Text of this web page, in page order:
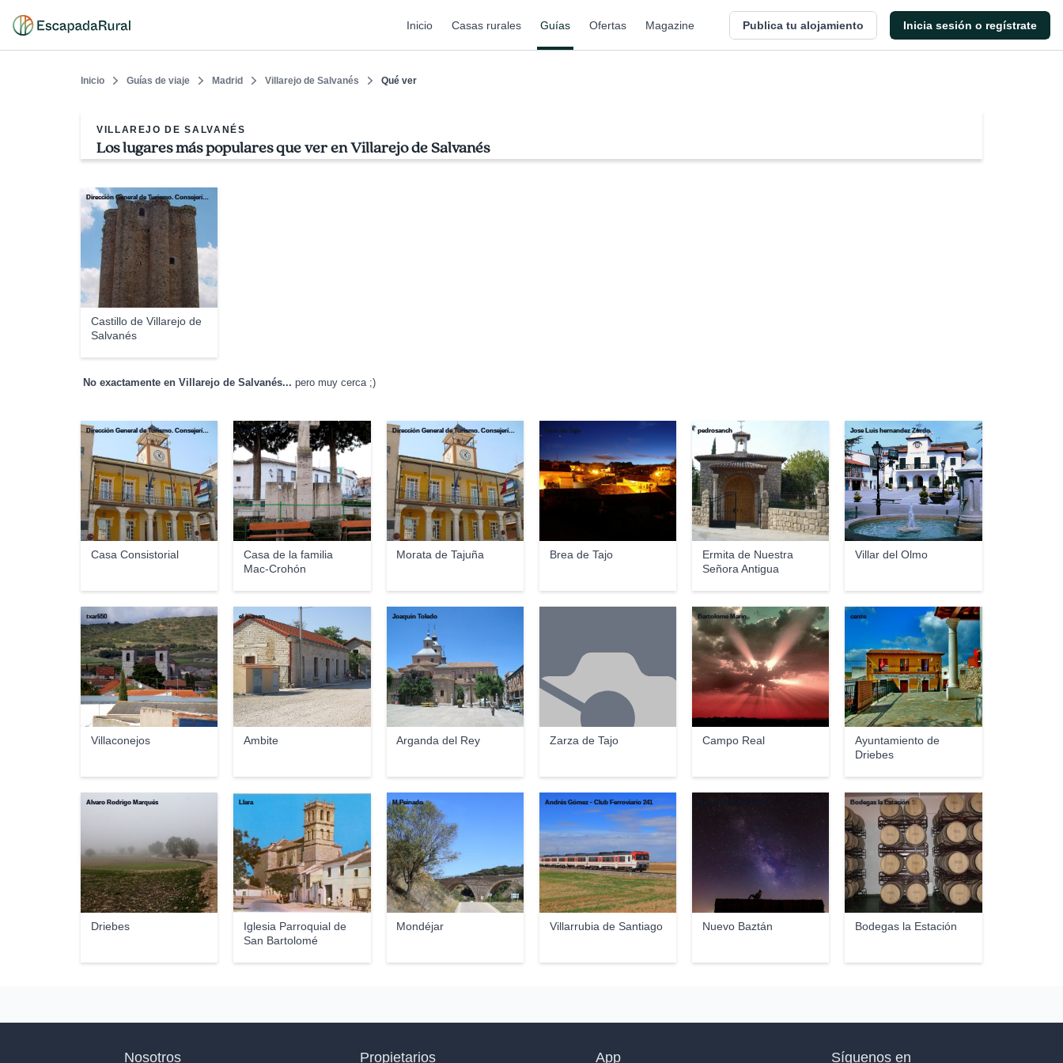
Inicio Casas rurales Guías Ofertas Magazine Publica tu alojamiento Inicia sesión o regístrate
Inicio Guías de viaje Madrid Villarejo de Salvanés Qué ver
VILLAREJO DE SALVANÉS
Los lugares más populares que ver en Villarejo de Salvanés
Castillo de Villarejo de
Salvanés
Dirección General de Turismo. Consejería de Economía e Innovación Tecnológica. Comunidad de Madrid
No exactamente en Villarejo de Salvanés... pero muy cerca ;)
Casa Consistorial
Dirección General de Turismo. Consejería de Economía e Innovación Tecnológica. Comunidad de Madrid
Casa de la familia
Mac-Crohón
José Ant. L.V.
Morata de Tajuña
Dirección General de Turismo. Consejería de Economía e Innovación Tecnológica. Comunidad de Madrid
Brea de Tajo
Brea de Tajo
Ermita de Nuestra
Señora Antigua
pedrosanch
Villar del Olmo
Jose Luis hernandez Zurdo
Villaconejos
txarli50
Ambite
el juanan
Arganda del Rey
Joaquin Toledo
Zarza de Tajo Campo Real
Bartolome Marin
Ayuntamiento de
Driebes
cente
Driebes
Alvaro Rodrigo Marqués
Iglesia Parroquial de
San Bartolomé
Llara
Mondéjar
M.Peinado
Villarrubia de Santiago
Andrés Gómez - Club Ferroviario 241
Nuevo Baztán
Manuel González Zavala
Bodegas la Estación
Bodegas la Estación
Nosotros Propietarios App Síguenos en